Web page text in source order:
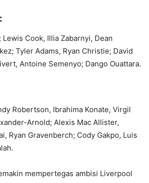
Lewis Cook, Illia Zabarnyi, Dean
Tyler Adams, Ryan Christie; David
Antoine Semenyo; Dango Ouattara.
Robertson, Ibrahima Konate, Virgil
Arnold; Alexis Mac Allister,
Ryan Gravenberch; Cody Gakpo, Luis
mempertegas ambisi Liverpool